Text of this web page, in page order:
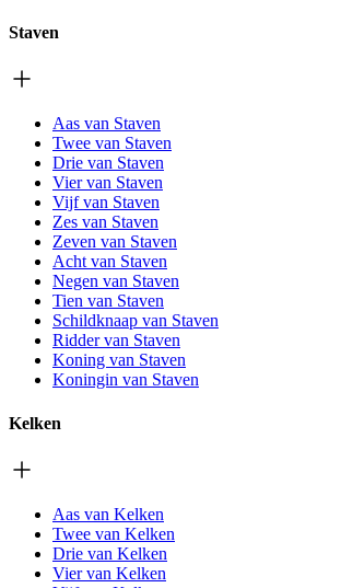
Staven
Aas van Staven
Twee van Staven
Drie van Staven
Vier van Staven
Vijf van Staven
Zes van Staven
Zeven van Staven
Acht van Staven
Negen van Staven
Tien van Staven
Schildknaap van Staven
Ridder van Staven
Koning van Staven
Koningin van Staven
Kelken
Aas van Kelken
Twee van Kelken
Drie van Kelken
Vier van Kelken